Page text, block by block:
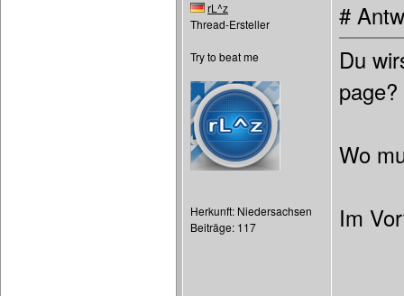
rL^z
Thread-Ersteller
Try to beat me
Herkunft: Niedersachsen
Beiträge: 117
#
Du
Wo
Im